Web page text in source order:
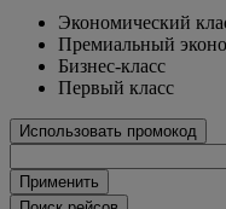
Экономический
Премиальный
Бизнес-класс
Первый класс
Использовать промокод
Применить